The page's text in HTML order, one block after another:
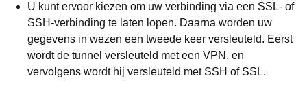
U kunt ervoor kiezen om uw verbinding via een SSL- of
SSH-verbinding te laten lopen. Daarna worden uw
gegevens in wezen een tweede keer versleuteld. Eerst
wordt de tunnel versleuteld met een VPN, en
vervolgens wordt hij versleuteld met SSH of SSL.